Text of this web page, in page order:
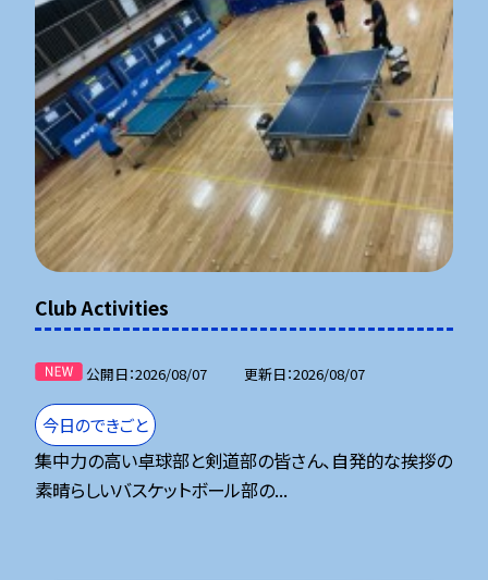
Club Activities
公開日 2026/08/07 更新日 2026/08/07
今日のできごと
集中力の高い卓球部と剣道部の皆さん、自発的な挨拶の
素晴らしいバスケットボール部の...